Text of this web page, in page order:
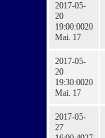
2017-05-
20
19:00:0020
Mai. 17
2017-05-
20
19:30:0020
Mai. 17
2017-05-
27